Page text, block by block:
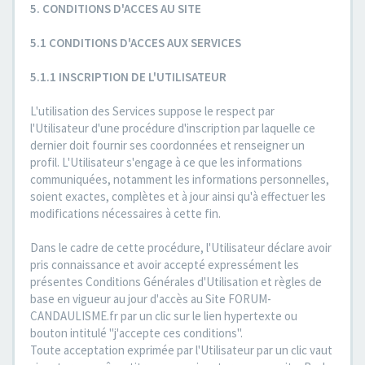
5. CONDITIONS D'ACCES AU SITE
5.1 CONDITIONS D'ACCES AUX SERVICES
5.1.1 INSCRIPTION DE L'UTILISATEUR
L'utilisation des Services suppose le respect par
l'Utilisateur d'une procédure d'inscription par laquelle ce
dernier doit fournir ses coordonnées et renseigner un
profil. L'Utilisateur s'engage à ce que les informations
communiquées, notamment les informations personnelles,
soient exactes, complètes et à jour ainsi qu'à effectuer les
modifications nécessaires à cette fin.
Dans le cadre de cette procédure, l'Utilisateur déclare avoir
pris connaissance et avoir accepté expressément les
présentes Conditions Générales d'Utilisation et règles de
base en vigueur au jour d'accès au Site FORUM-
CANDAULISME.fr par un clic sur le lien hypertexte ou
bouton intitulé "j'accepte ces conditions".
Toute acceptation exprimée par l'Utilisateur par un clic vaut